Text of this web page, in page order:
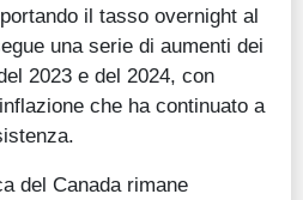
il tasso overnight al
una serie di aumenti dei
2023 e del 2024, con
che ha continuato a
del Canada rimane